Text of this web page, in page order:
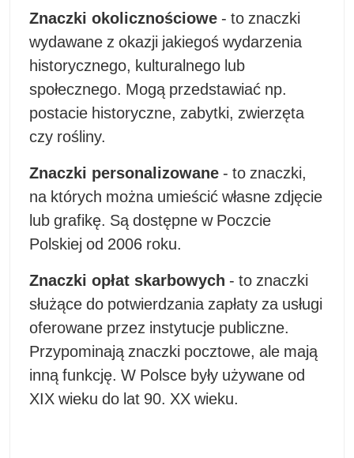
Znaczki okolicznościowe - to znaczki
wydawane z okazji jakiegoś wydarzenia
historycznego, kulturalnego lub
społecznego. Mogą przedstawiać np.
postacie historyczne, zabytki, zwierzęta
czy rośliny.
Znaczki personalizowane - to znaczki,
na których można umieścić własne zdjęcie
lub grafikę. Są dostępne w Poczcie
Polskiej od 2006 roku.
Znaczki opłat skarbowych - to znaczki
służące do potwierdzania zapłaty za usługi
oferowane przez instytucje publiczne.
Przypominają znaczki pocztowe, ale mają
inną funkcję. W Polsce były używane od
XIX wieku do lat 90. XX wieku.